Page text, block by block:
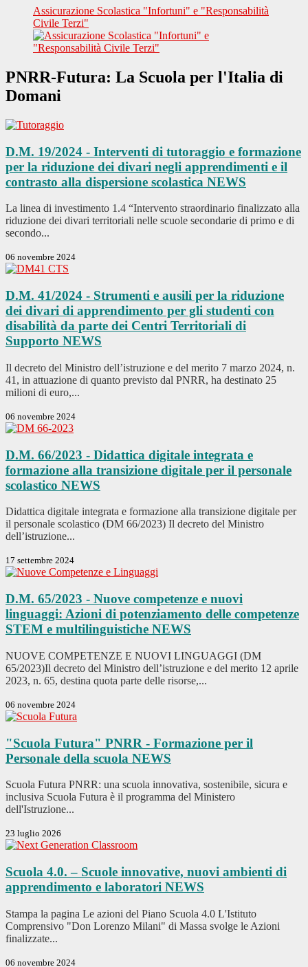
Assicurazione Scolastica "Infortuni" e "Responsabilità
Civile Terzi"
PNRR-Futura: La Scuola per l'Italia di
Domani
D.M. 19/2024 - Interventi di tutoraggio e formazione
per la riduzione dei divari negli apprendimenti e il
contrasto alla dispersione scolastica NEWS
La linea di investimento 1.4 “Intervento straordinario finalizzato alla
riduzione dei divari territoriali nelle scuole secondarie di primo e di
secondo...
06 novembre 2024
D.M. 41/2024 - Strumenti e ausili per la riduzione
dei divari di apprendimento per gli studenti con
disabilità da parte dei Centri Territoriali di
Supporto NEWS
Il decreto del Ministro dell’istruzione e del merito 7 marzo 2024, n.
41, in attuazione di quanto previsto dal PNRR, ha destinato 25
milioni di euro,...
06 novembre 2024
D.M. 66/2023 - Didattica digitale integrata e
formazione alla transizione digitale per il personale
scolastico NEWS
Didattica digitale integrata e formazione alla transizione digitale per
il personale scolastico (DM 66/2023) Il decreto del Ministro
dell’istruzione...
17 settembre 2024
D.M. 65/2023 - Nuove competenze e nuovi
linguaggi: Azioni di potenziamento delle competenze
STEM e multilinguistiche NEWS
NUOVE COMPETENZE E NUOVI LINGUAGGI (DM
65/2023)Il decreto del Ministro dell’istruzione e del merito 12 aprile
2023, n. 65, destina quota parte delle risorse,...
06 novembre 2024
"Scuola Futura" PNRR - Formazione per il
Personale della scuola NEWS
Scuola Futura PNRR: una scuola innovativa, sostenibile, sicura e
inclusiva Scuola Futura è il programma del Ministero
dell'Istruzione...
23 luglio 2026
Scuola 4.0. – Scuole innovative, nuovi ambienti di
apprendimento e laboratori NEWS
Stampa la pagina Le azioni del Piano Scuola 4.0 L'Istituto
Comprensivo "Don Lorenzo Milani" di Massa svolge le Azioni
finalizzate...
06 novembre 2024